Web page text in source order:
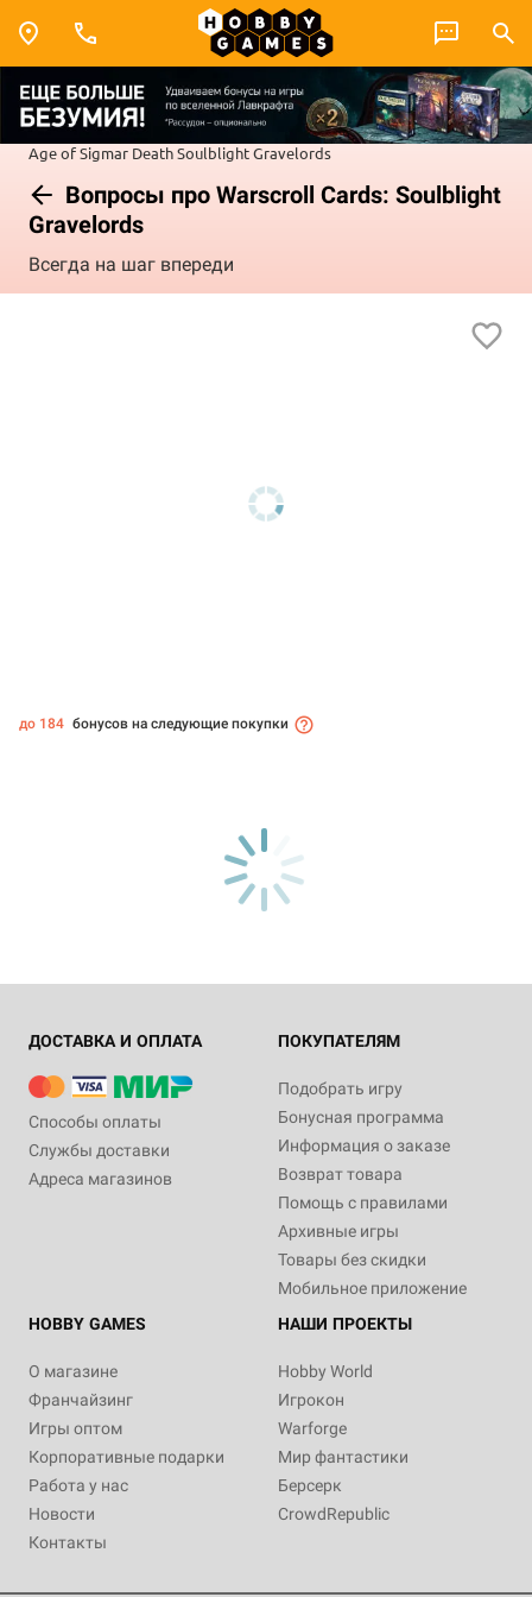
Age of Sigmar DeathSoulblight Gravelords
Вопросы про Warscroll Cards: Soulblight
Gravelords
Всегда на шаг впереди
до 184 бонусов на следующие покупки
ДОСТАВКА И ОПЛАТА
Способы оплаты
Службы доставки
Адреса магазинов
ПОКУПАТЕЛЯМ
Подобрать игру
Бонусная программа
Информация о заказе
Возврат товара
Помощь с правилами
Архивные игры
Товары без скидки
Мобильное приложение
HOBBY GAMES
О магазине
Франчайзинг
Игры оптом
Корпоративные подарки
Работа у нас
Новости
Контакты
НАШИ ПРОЕКТЫ
Hobby World
Игрокон
Warforge
Мир фантастики
Берсерк
CrowdRepublic